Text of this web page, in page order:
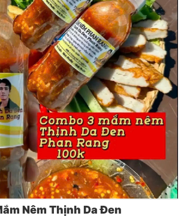
Nêm Thịnh Da Đen